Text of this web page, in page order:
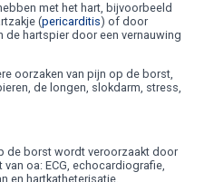
met het hart, bijvoorbeeld
(pericarditis) of door
de hartspier door een vernauwing
oorzaken van pijn op de borst,
de longen, slokdarm, stress,
de borst wordt veroorzaakt door
oa: ECG, echocardiografie,
en hartkatheterisatie.